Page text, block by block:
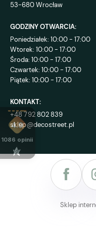
53-680 Wrocław
GODZINY OTWARCIA:
Poniedziałek: 10:00 - 17:00
Wtorek: 10:00 - 17:00
Środa: 10:00 - 17:00
Czwartek: 10:00 - 17:00
Piątek: 10:00 - 17:00
KONTAKT:
+48 792 802 839
sklep@decostreet.pl
4.9
1086 opinii
Sklep